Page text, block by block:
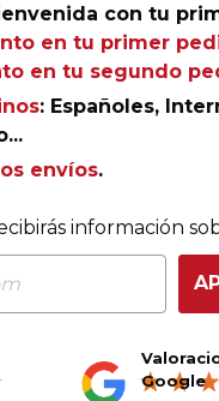
con tu
en tu primer
en tu segundo
: Españoles,
envíos.
información
Google